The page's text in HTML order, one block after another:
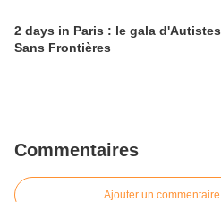
2 days in Paris : le gala d'Autistes
Sans Frontières
Commentaires
Ajouter un commentaire